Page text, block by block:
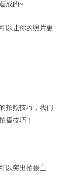
成的~
以让你的照片更
拍照技巧，我们
摄技巧！
以突出拍摄主